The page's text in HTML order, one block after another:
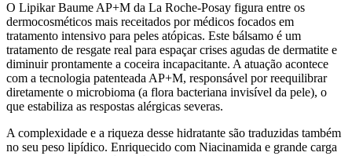
O Lipikar Baume AP+M da La Roche-Posay figura entre os
dermocosméticos mais receitados por médicos focados em
tratamento intensivo para peles atópicas. Este bálsamo é um
tratamento de resgate real para espaçar crises agudas de dermatite e
diminuir prontamente a coceira incapacitante. A atuação acontece
com a tecnologia patenteada AP+M, responsável por reequilibrar
diretamente o microbioma (a flora bacteriana invisível da pele), o
que estabiliza as respostas alérgicas severas.
A complexidade e a riqueza desse hidratante são traduzidas também
no seu peso lipídico. Enriquecido com Niacinamida e grande carga